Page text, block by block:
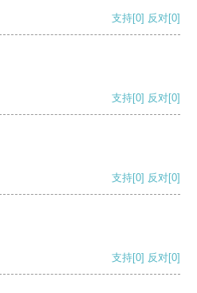
支持[0] 反对[0]
支持[0] 反对[0]
支持[0] 反对[0]
支持[0] 反对[0]